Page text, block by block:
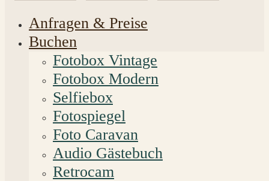
Anfragen & Preise
Buchen
Fotobox Vintage
Fotobox Modern
Selfiebox
Fotospiegel
Foto Caravan
Audio Gästebuch
Retrocam